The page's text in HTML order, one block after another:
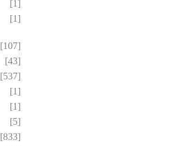
[1]
[1]
[107]
[43]
[537]
[1]
[1]
[5]
[833]